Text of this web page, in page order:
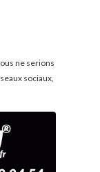
ne serions
sociaux,